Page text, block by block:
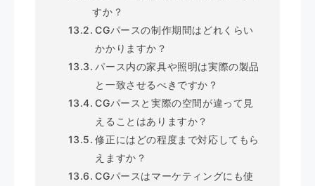
すか？
CGパースの制作期間はどれくらい
かかりますか？
パース内の家具や照明は実際の製品
と一致させるべきですか？
CGパースと実際の空間が違って見
えることはありますか？
修正にはどの程度まで対応してもら
えますか？
CGパースはマーケティングにも使